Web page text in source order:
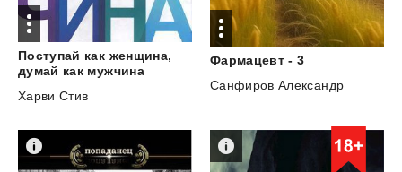
Поступай как женщина,
думай как мужчина
Харви Стив
Фармацевт - 3
Санфиров Александр